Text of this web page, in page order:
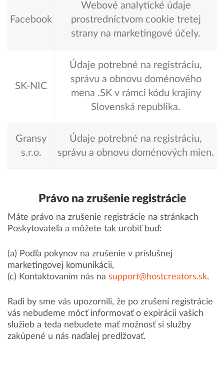
Facebook
Webové analytické údaje
prostredníctvom cookie tretej
strany na marketingové účely.
SK-NIC
Údaje potrebné na registráciu,
správu a obnovu doménového
mena .SK v rámci kódu krajiny
Slovenská republika.
Gransy
s.r.o.
Údaje potrebné na registráciu,
správu a obnovu doménových mien.
Právo na zrušenie registrácie
Máte právo na zrušenie registrácie na stránkach
Poskytovateľa a môžete tak urobiť buď:
(a) Podľa pokynov na zrušenie v príslušnej
marketingovej komunikácii,
(c) Kontaktovaním nás na support@hostcreators.sk.
Radi by sme vás upozornili, že po zrušení registrácie
vás nebudeme môcť informovať o expirácii vašich
služieb a teda nebudete mať možnosť si služby
zakúpené u nás naďalej predlžovať.